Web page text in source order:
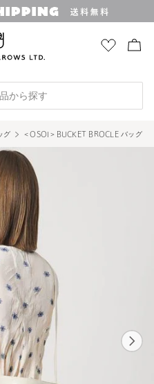
から探す
グ ＜OSOI＞BUCKET BROCLE バッグ
30